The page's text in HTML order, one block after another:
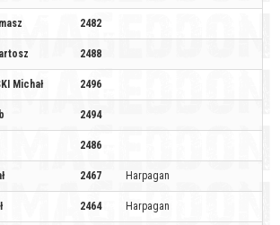
2482
2488
Michał 2496
2494
2486
2467 Harpagan
2464 Harpagan